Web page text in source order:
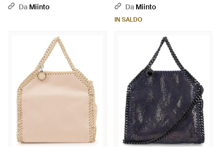
Da Miinto
Da Miinto
IN SALDO